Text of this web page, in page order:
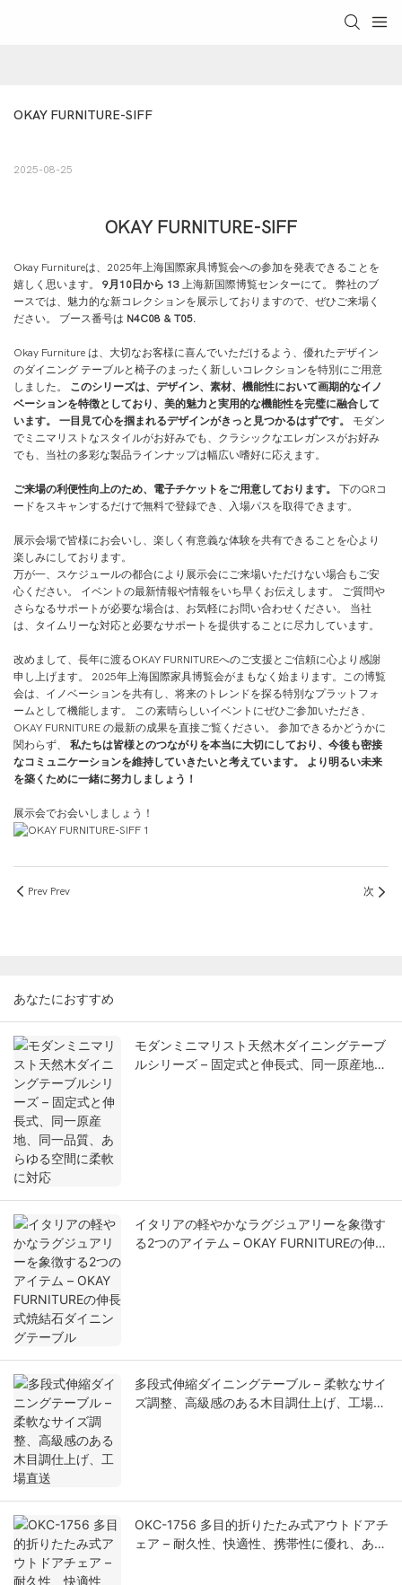
OKAY FURNITURE-SIFF
2025-08-25
OKAY FURNITURE-SIFF
Okay Furnitureは、2025年上海国際家具博覧会への参加を発表できることを
嬉しく思います。 9月10日から 13 上海新国際博覧センターにて。 弊社のブ
ースでは、魅力的な新コレクションを展示しておりますので、ぜひご来場く
ださい。 ブース番号は N4C08 & T05.
Okay Furniture は、大切なお客様に喜んでいただけるよう、優れたデザイン
のダイニング テーブルと椅子のまったく新しいコレクションを特別にご用意
しました。 このシリーズは、デザイン、素材、機能性において画期的なイノ
ベーションを特徴としており、美的魅力と実用的な機能性を完璧に融合して
います。 一目見て心を掴まれるデザインがきっと見つかるはずです。 モダン
でミニマリストなスタイルがお好みでも、クラシックなエレガンスがお好み
でも、当社の多彩な製品ラインナップは幅広い嗜好に応えます。
ご来場の利便性向上のため、電子チケットをご用意しております。 下のQRコ
ードをスキャンするだけで無料で登録でき、入場パスを取得できます。
展示会場で皆様にお会いし、楽しく有意義な体験を共有できることを心より
楽しみにしております。
万が一、スケジュールの都合により展示会にご来場いただけない場合もご安
心ください。 イベントの最新情報や情報をいち早くお伝えします。 ご質問や
さらなるサポートが必要な場合は、お気軽にお問い合わせください。 当社
は、タイムリーな対応と必要なサポートを提供することに尽力しています。
改めまして、長年に渡るOKAY FURNITUREへのご支援とご信頼に心より感謝
申し上げます。 2025年上海国際家具博覧会がまもなく始まります。この博覧
会は、イノベーションを共有し、将来のトレンドを探る特別なプラットフォ
ームとして機能します。 この素晴らしいイベントにぜひご参加いただき、
OKAY FURNITURE の最新の成果を直接ご覧ください。 参加できるかどうかに
関わらず、 私たちは皆様とのつながりを本当に大切にしており、今後も密接
なコミュニケーションを維持していきたいと考えています。 より明るい未来
を築くために一緒に努力しましょう！
展示会でお会いしましょう！
Prev Prev 次
あなたにおすすめ
モダンミニマリスト天然木ダイニングテーブ
ルシリーズ – 固定式と伸長式、同一原産地、
イタリアの軽やかなラグジュアリーを象徴す
る2つのアイテム – OKAY FURNITUREの伸長
多段式伸縮ダイニングテーブル – 柔軟なサイ
ズ調整、高級感のある木目調仕上げ、工場直
OKC-1756 多目的折りたたみ式アウトドアチ
ェア – 耐久性、快適性、携帯性に優れ、あら